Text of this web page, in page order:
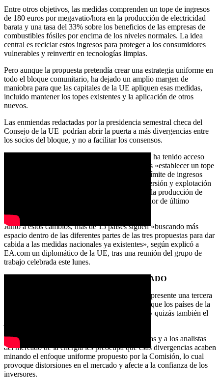
Entre otros objetivos, las medidas comprenden un tope de ingresos
de 180 euros por megavatio/hora en la producción de electricidad
barata y una tasa del 33% sobre los beneficios de las empresas de
combustibles fósiles por encima de los niveles normales. La idea
central es reciclar estos ingresos para proteger a los consumidores
vulnerables y reinvertir en tecnologías limpias.
Pero aunque la propuesta pretendía crear una estrategia uniforme en
todo el bloque comunitario, ha dejado un amplio margen de
maniobra para que las capitales de la UE apliquen esas medidas,
incluido mantener los topes existentes y la aplicación de otros
nuevos.
Las enmiendas redactadas por la presidencia semestral checa del
Consejo de la UE podrían abrir la puerta a más divergencias entre
los socios del bloque, y no a facilitar los consensos.
Algunas de esas enmiendas, a cuyos borradores ha tenido acceso
EURACTIV.com, incluyen permitir a los socios «establecer un tope
específico» en los ingresos de la hulla, fijar un límite de ingresos
más alto para los productores con costes de inversión y explotación
«superiores al tope de toda la Unión», y eximir la producción de
energía utilizada en horas punta como «proveedor de último
Junto a estos cambios, más de 15 países siguen «buscando más
espacio dentro de las diferentes partes de las tres propuestas para dar
cabida a las medidas nacionales ya existentes», según explicó a
EA.com un diplomático de la UE, tras una reunión del grupo de
trabajo celebrada este lunes.
POSIBLES DISTORSIONES DEL MERCADO
Está previsto que la Presidencia rotatoria checa presente una tercera
propuesta revisada este mismo martes, antes de que los países de la
UE se reúnan nuevamente mañana, miércoles, y quizás también el
Pero a las grandes empresas energéticas europeas y a los analistas
del mercado de la energía les preocupa que esas divergencias acaben
minando el enfoque uniforme propuesto por la Comisión, lo cual
provoque distorsiones en el mercado y afecte a la confianza de los
inversores.